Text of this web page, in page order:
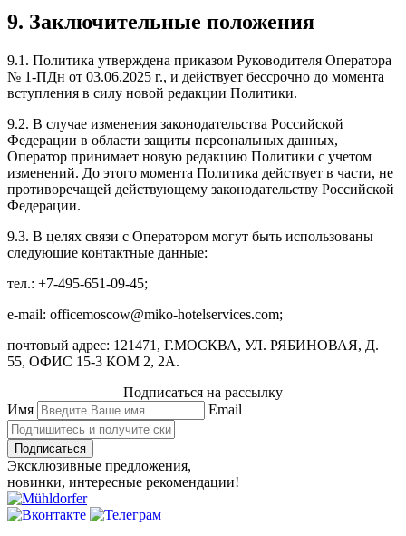
9. Заключительные положения
9.1. Политика утверждена приказом Руководителя Оператора
№ 1-ПДн от 03.06.2025 г., и действует бессрочно до момента
вступления в силу новой редакции Политики.
9.2. В случае изменения законодательства Российской
Федерации в области защиты персональных данных,
Оператор принимает новую редакцию Политики с учетом
изменений. До этого момента Политика действует в части, не
противоречащей действующему законодательству Российской
Федерации.
9.3. В целях связи с Оператором могут быть использованы
следующие контактные данные:
тел.: +7-495-651-09-45;
e-mail: officemoscow@miko-hotelservices.com;
почтовый адрес: 121471, Г.МОСКВА, УЛ. РЯБИНОВАЯ, Д.
55, ОФИС 15-3 КОМ 2, 2А.
Подписаться на рассылку
Имя
Email
Подписаться
Эксклюзивные предложения,
новинки, интересные рекомендации!